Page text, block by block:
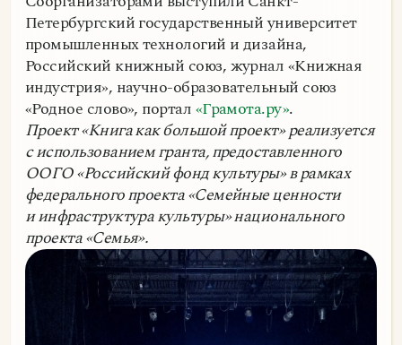
Петербургский государственный университет
промышленных технологий и дизайна,
Российский книжный союз, журнал «Книжная
индустрия», научно-образовательный союз
«Родное слово», портал«Грамота.ру».
Проект «Книга как большой проект» реализуется
с использованием гранта, предоставленного
ООГО «Российский фонд культуры» в рамках
федерального проекта «Семейные ценности
и инфраструктура культуры» национального
проекта «Семья».